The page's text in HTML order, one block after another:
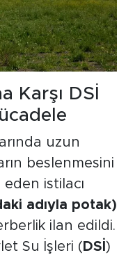
Karşı DSİ
uzun
beslenmesini
istilacı
adıyla potak)
ilan edildi.
Su İşleri ( DSİ )